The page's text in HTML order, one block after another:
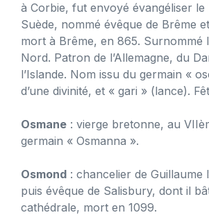
à Corbie, fut envoyé évangéliser le
Suède, nommé évêque de Brême
mort à Brême, en 865. Surnommé
Nord. Patron de l’Allemagne, du
l’Islande. Nom issu du germain «
d’une divinité, et « gari » (lance).
Osmane : vierge bretonne, au
germain « Osmanna ».
Osmond : chancelier de Guillaume
puis évêque de Salisbury, dont il
cathédrale, mort en 1099.